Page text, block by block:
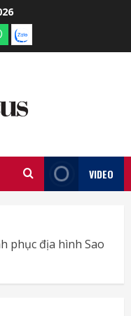
Zalo
VIDEO
phục địa hình Sao